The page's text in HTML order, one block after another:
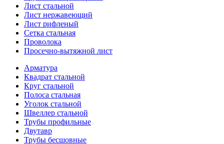
Лист стальной
Лист нержавеющий
Лист рифленый
Сетка стальная
Проволока
Просечно-вытяжной лист
Арматура
Квадрат стальной
Круг стальной
Полоса стальная
Уголок стальной
Швеллер стальной
Трубы профильные
Двутавр
Трубы бесшовные